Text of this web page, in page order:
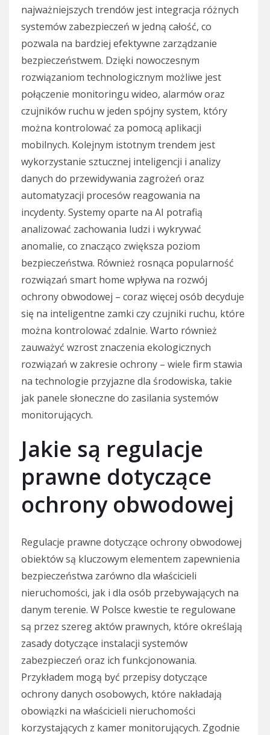
najważniejszych trendów jest integracja różnych
systemów zabezpieczeń w jedną całość, co
pozwala na bardziej efektywne zarządzanie
bezpieczeństwem. Dzięki nowoczesnym
rozwiązaniom technologicznym możliwe jest
połączenie monitoringu wideo, alarmów oraz
czujników ruchu w jeden spójny system, który
można kontrolować za pomocą aplikacji
mobilnych. Kolejnym istotnym trendem jest
wykorzystanie sztucznej inteligencji i analizy
danych do przewidywania zagrożeń oraz
automatyzacji procesów reagowania na
incydenty. Systemy oparte na AI potrafią
analizować zachowania ludzi i wykrywać
anomalie, co znacząco zwiększa poziom
bezpieczeństwa. Również rosnąca popularność
rozwiązań smart home wpływa na rozwój
ochrony obwodowej – coraz więcej osób decyduje
się na inteligentne zamki czy czujniki ruchu, które
można kontrolować zdalnie. Warto również
zauważyć wzrost znaczenia ekologicznych
rozwiązań w zakresie ochrony – wiele firm stawia
na technologie przyjazne dla środowiska, takie
jak panele słoneczne do zasilania systemów
monitorujących.
Jakie są regulacje
prawne dotyczące
ochrony obwodowej
Regulacje prawne dotyczące ochrony obwodowej
obiektów są kluczowym elementem zapewnienia
bezpieczeństwa zarówno dla właścicieli
nieruchomości, jak i dla osób przebywających na
danym terenie. W Polsce kwestie te regulowane
są przez szereg aktów prawnych, które określają
zasady dotyczące instalacji systemów
zabezpieczeń oraz ich funkcjonowania.
Przykładem mogą być przepisy dotyczące
ochrony danych osobowych, które nakładają
obowiązki na właścicieli nieruchomości
korzystających z kamer monitorujących. Zgodnie